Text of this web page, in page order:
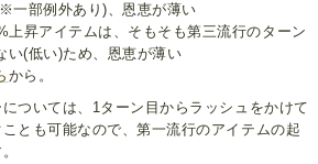
一部例外あり)、恩恵が薄い
上昇アイテムは、そもそも第三流行のターン
い(低い)ため、恩恵が薄い
から。
ついては、1ターン目からラッシュをかけて
とも可能なので、第一流行のアイテムの起